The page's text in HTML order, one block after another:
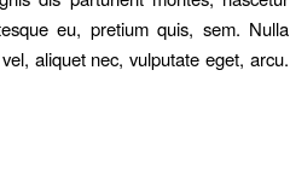
eu, pretium quis, sem. Nulla
aliquet nec, vulputate eget, arcu.